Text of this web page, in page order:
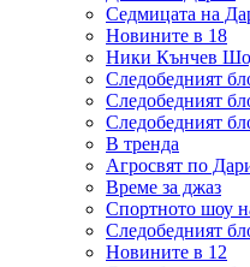
Седмицата на
Новините в 18
Ники Кънчев
Следобедният
Следобедният
Следобедният
В тренда
Агросвят по
Време за джаз
Спортното шоу
Следобедният
Новините в 12